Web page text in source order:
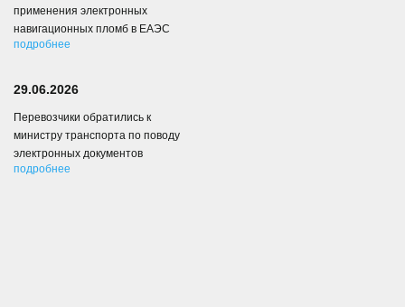
применения электронных
навигационных пломб в ЕАЭС
подробнее
29.06.2026
Перевозчики обратились к
министру транспорта по поводу
электронных документов
подробнее